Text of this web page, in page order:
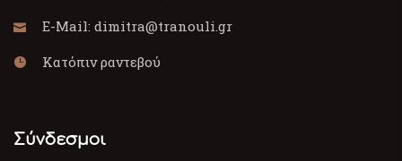
E-Mail: dimitra@tranouli.gr
Κατόπιν ραντεβού
Σύνδεσμοι